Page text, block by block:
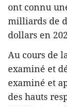
ont connu
milliards de
dollars en
Au cours de
examiné et
examiné et
des hauts